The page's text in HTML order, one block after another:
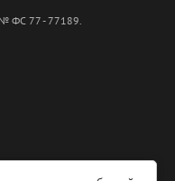
№ ФС 77 - 77189.